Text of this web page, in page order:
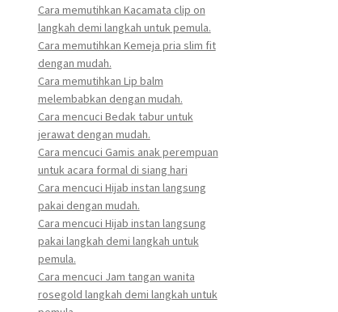
Cara memutihkan Kacamata clip on
langkah demi langkah untuk pemula.
Cara memutihkan Kemeja pria slim fit
dengan mudah.
Cara memutihkan Lip balm
melembabkan dengan mudah.
Cara mencuci Bedak tabur untuk
jerawat dengan mudah.
Cara mencuci Gamis anak perempuan
untuk acara formal di siang hari
Cara mencuci Hijab instan langsung
pakai dengan mudah.
Cara mencuci Hijab instan langsung
pakai langkah demi langkah untuk
pemula.
Cara mencuci Jam tangan wanita
rosegold langkah demi langkah untuk